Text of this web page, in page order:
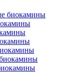
биокамины